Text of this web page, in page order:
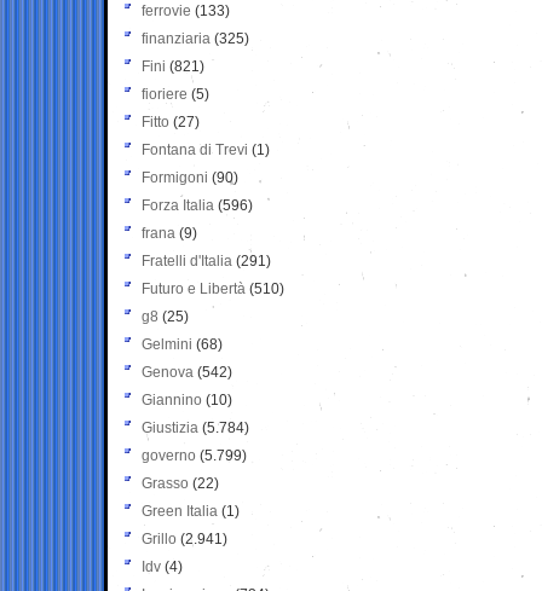
ferrovie (133)
finanziaria (325)
Fini (821)
fioriere (5)
Fitto (27)
Fontana di Trevi (1)
Formigoni (90)
Forza Italia (596)
frana (9)
Fratelli d'Italia (291)
Futuro e Libertà (510)
g8 (25)
Gelmini (68)
Genova (542)
Giannino (10)
Giustizia (5.784)
governo (5.799)
Grasso (22)
Green Italia (1)
Grillo (2.941)
Idv (4)